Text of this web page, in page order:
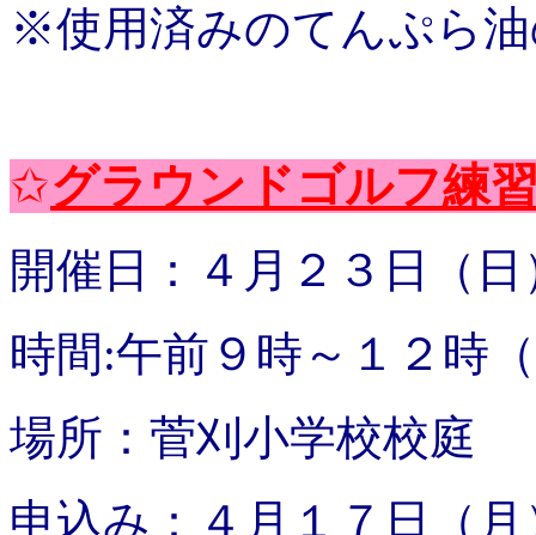
※使用済みのてんぷら
✩グラウンドゴルフ練
開催日：４月２３日（
時間:午前９時～１２時
場所：菅刈小学校校庭
申込み：４月１７日（